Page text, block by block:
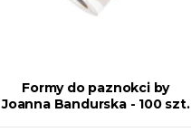
Formy do paznokci by
Joanna Bandurska - 100 szt.